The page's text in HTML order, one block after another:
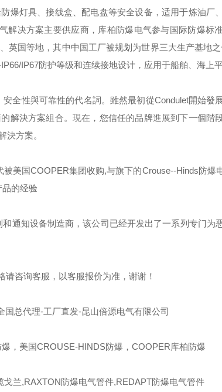
爆灯具、接线盒、配电盘等安全设备，适用于炼油厂
解决方案主要供应商，库柏防爆电气参与国际防爆标
英国等地，其中中国工厂被规划为世界三大生产基地
IP66/IP67防护等级和连续接地设计，应用于船舶、海上
全性與可靠性的代名詞。雖然最初從Condulet開始發
解決方案組合。現在，您信任的品牌進展到下一個階段
決方案。
被美国COOPER集团收购,与旗下的Crouse--Hinds防爆
的经验
通知设备制造商，该公司已经开发出了一系列专门为
请咨询客服，以客服报价为准，谢谢！
国总代理-工厂直发-昆山倍源电气有限公司
，美国CROUSE-HINDS防爆，COOPER库柏防爆
戈兰,RAXTON防爆电气管件,REDAPT防爆电气管件